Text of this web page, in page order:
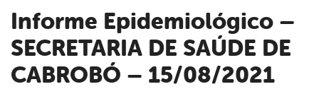
Informe Epidemiológico –
SECRETARIA DE SAÚDE DE
CABROBÓ – 15/08/2021